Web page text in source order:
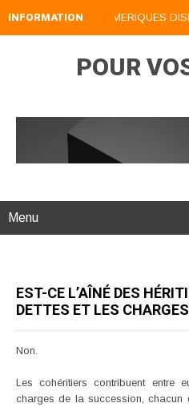
INFORMATION
NOS LIVRES NUMERIQUES
POUR
Menu
EST-CE L’AÎNÉ DES
DETTES ET LES
Non.
Les cohéritiers contribuent entre
charges de la succession,